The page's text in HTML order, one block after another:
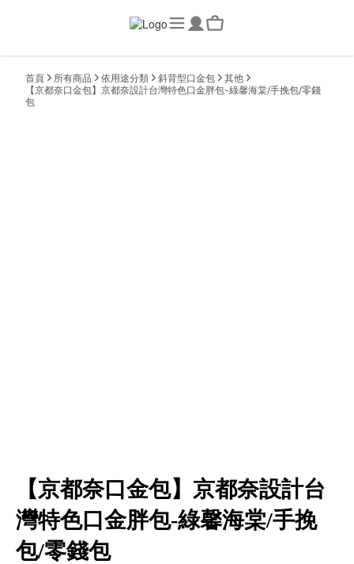
首頁 所有商品 依用途分類 斜背型口金包
其他
【京都奈口金包】京都奈設計台灣特色口金胖包-綠馨海棠/手挽包/零錢
包
【京都奈口金包】京都奈設計台
灣特色口金胖包-綠馨海棠/手挽
包/零錢包